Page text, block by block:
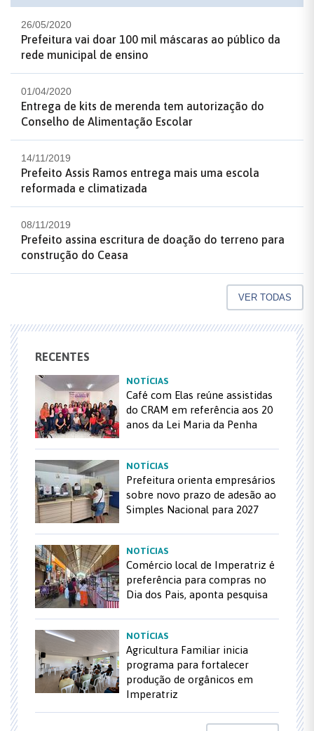
26/05/2020
Prefeitura vai doar 100 mil máscaras ao público da
rede municipal de ensino
01/04/2020
Entrega de kits de merenda tem autorização do
Conselho de Alimentação Escolar
14/11/2019
Prefeito Assis Ramos entrega mais uma escola
reformada e climatizada
08/11/2019
Prefeito assina escritura de doação do terreno para
construção do Ceasa
VER TODAS
RECENTES
NOTÍCIAS
Café com Elas reúne assistidas
do CRAM em referência aos 20
anos da Lei Maria da Penha
NOTÍCIAS
Prefeitura orienta empresários
sobre novo prazo de adesão ao
Simples Nacional para 2027
NOTÍCIAS
Comércio local de Imperatriz é
preferência para compras no
Dia dos Pais, aponta pesquisa
NOTÍCIAS
Agricultura Familiar inicia
programa para fortalecer
produção de orgânicos em
Imperatriz